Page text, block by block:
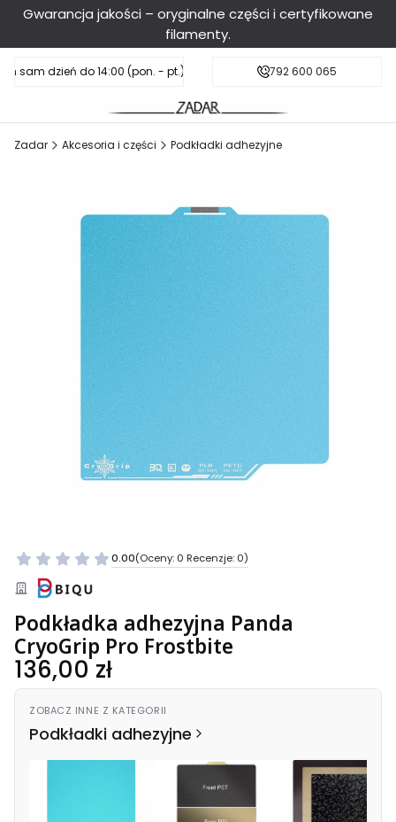
Gwarancja jakości – oryginalne części i certyfikowane
filamenty.
sam dzień do 14:00 (pon. - pt.), sobota do 11:00Darmowa dostawa od 199 zł
792 600 065
Zadar Akcesoria i części Podkładki adhezyjne
0.00(Oceny: 0 Recenzje: 0)
Podkładka adhezyjna Panda
CryoGrip Pro Frostbite
Cena
136,00 zł
ZOBACZ INNE Z KATEGORII
Podkładki adhezyjne